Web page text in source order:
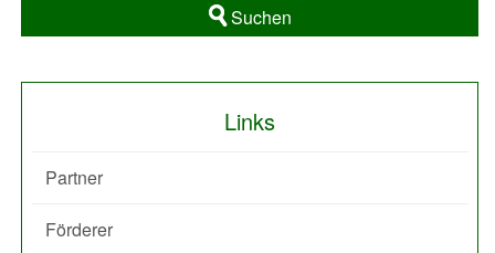
Suchen
Links
Partner
Förderer